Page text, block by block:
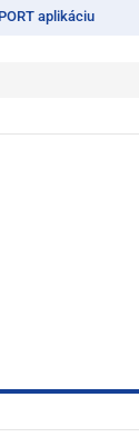
aplikáciu